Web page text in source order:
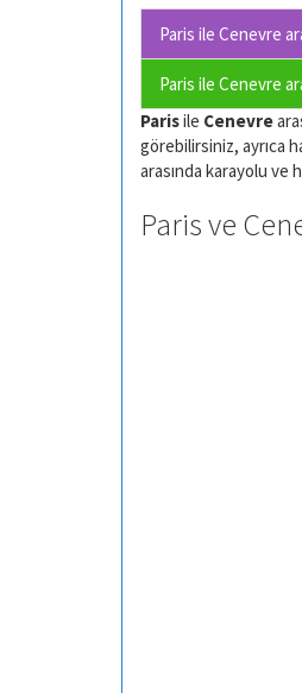
Paris ile Cenevre
Paris ile Cenevre
Parisile Cenevre
görebilirsiniz, ayrıca
arasında karayolu ve
Paris ve